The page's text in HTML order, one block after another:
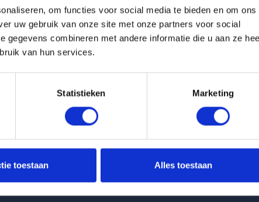
om functies voor social media te bieden en om ons
uw gebruik van onze site met onze partners voor social
gegevens combineren met andere informatie die u aan ze
van hun services.
Statistieken Marketing
toestaan Alles toestaan
niet gevonden
woningoverzicht
Reviews